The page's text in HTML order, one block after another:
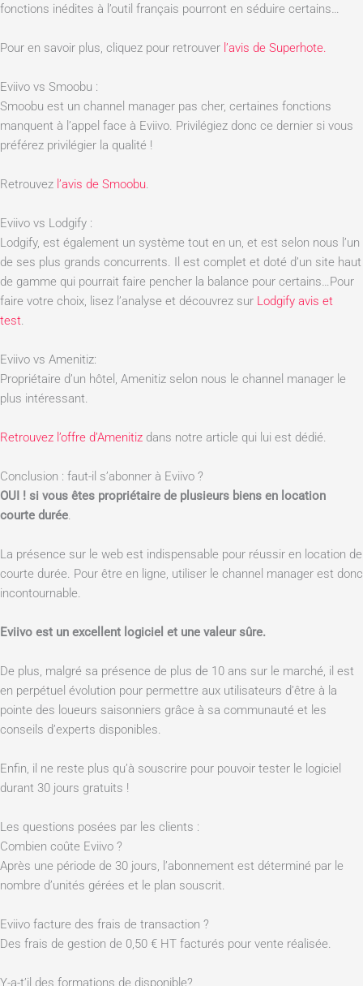
fonctions inédites à l’outil français pourront en séduire certains…
Pour en savoir plus, cliquez pour retrouver l’avis de Superhote.
Eviivo vs Smoobu :
Smoobu est un channel manager pas cher, certaines fonctions
manquent à l’appel face à Eviivo. Privilégiez donc ce dernier si vous
préférez privilégier la qualité !
Retrouvez l’avis de Smoobu.
Eviivo vs Lodgify :
Lodgify, est également un système tout en un, et est selon nous l’un
de ses plus grands concurrents. Il est complet et doté d’un site haut
de gamme qui pourrait faire pencher la balance pour certains…Pour
faire votre choix, lisez l’analyse et découvrez sur Lodgify avis et
test.
Eviivo vs Amenitiz:
Propriétaire d’un hôtel, Amenitiz selon nous le channel manager le
plus intéressant.
Retrouvez l’offre d’Amenitiz dans notre article qui lui est dédié.
Conclusion : faut-il s’abonner à Eviivo ?
OUI ! si vous êtes propriétaire de plusieurs biens en location
courte durée.
La présence sur le web est indispensable pour réussir en location de
courte durée. Pour être en ligne, utiliser le channel manager est donc
incontournable.
Eviivo est un excellent logiciel et une valeur sûre.
De plus, malgré sa présence de plus de 10 ans sur le marché, il est
en perpétuel évolution pour permettre aux utilisateurs d’être à la
pointe des loueurs saisonniers grâce à sa communauté et les
conseils d’experts disponibles.
Enfin, il ne reste plus qu’à souscrire pour pouvoir tester le logiciel
durant 30 jours gratuits !
Les questions posées par les clients :
Combien coûte Eviivo ?
Après une période de 30 jours, l’abonnement est déterminé par le
nombre d’unités gérées et le plan souscrit.
Eviivo facture des frais de transaction ?
Des frais de gestion de 0,50 € HT facturés pour vente réalisée.
Y-a-t’il des formations de disponible?